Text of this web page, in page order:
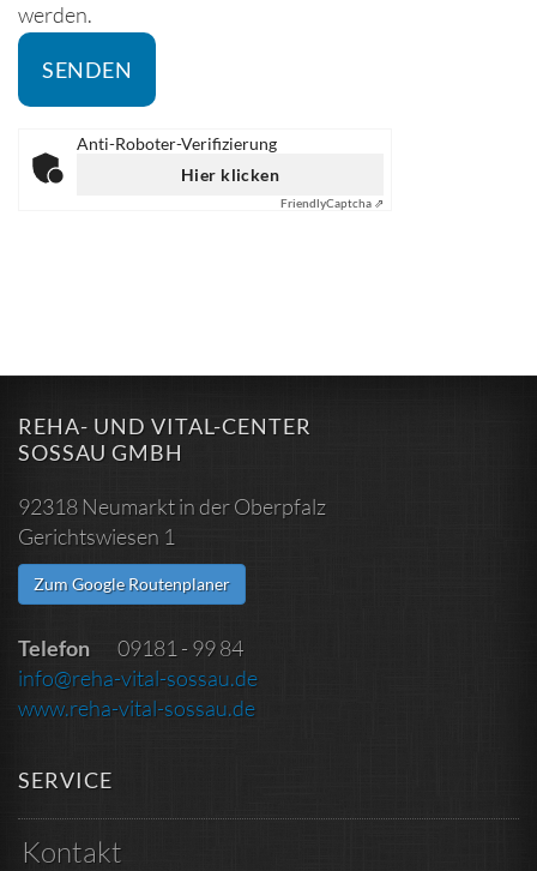
werden.
Anti-Roboter-Verifizierung
Hier klicken
FriendlyCaptcha ⇗
REHA- UND VITAL-CENTER
SOSSAU GMBH
92318 Neumarkt in der Oberpfalz
Gerichtswiesen 1
Zum Google Routenplaner
Telefon
09181 - 99 84
info@reha-vital-sossau.de
www.reha-vital-sossau.de
SERVICE
Kontakt